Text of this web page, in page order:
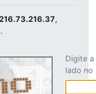
216.73.216.37,
Digite
lado no